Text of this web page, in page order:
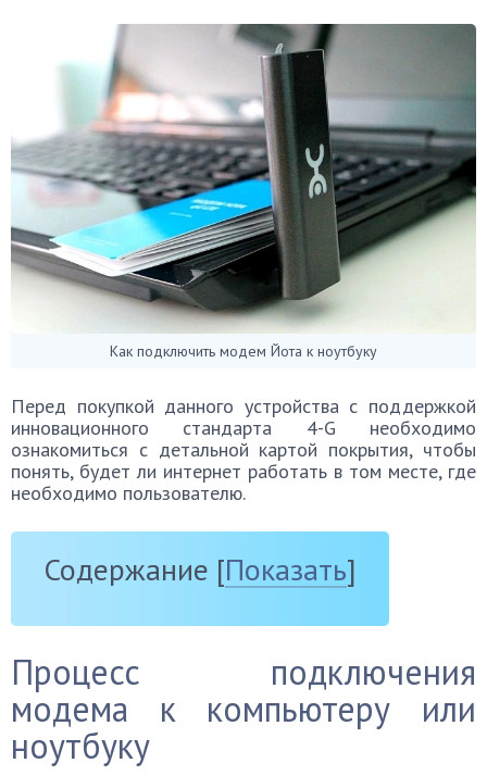
Как подключить модем Йота к ноутбуку
Перед покупкой данного устройства с поддержкой
инновационного стандарта 4-G необходимо
ознакомиться с детальной картой покрытия, чтобы
понять, будет ли интернет работать в том месте, где
необходимо пользователю.
Содержание [Показать]
Процесс подключения
модема к компьютеру или
ноутбуку